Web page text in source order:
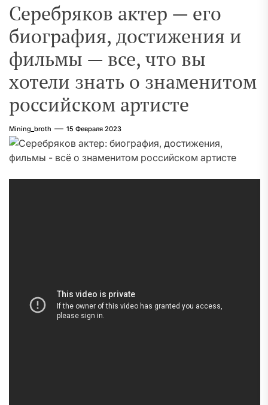
Серебряков актер — его
биография, достижения и
фильмы — все, что вы
хотели знать о знаменитом
российском артисте
Mining_broth 15 Февраля 2023